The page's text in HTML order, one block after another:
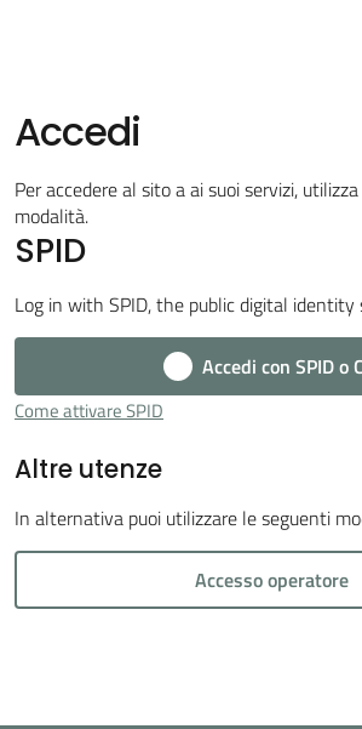
Servizi
Menu selezionato
Vivere
Cava
de'
gli
argomenti...
Accedi
Per accedere al sito a ai suoi servizi,
modalità.
SPID
Log in with SPID, the public digital identity
Accedi con SPID o
Come attivare SPID
Altre utenze
In alternativa puoi utilizzare le seguenti
Accesso operatore